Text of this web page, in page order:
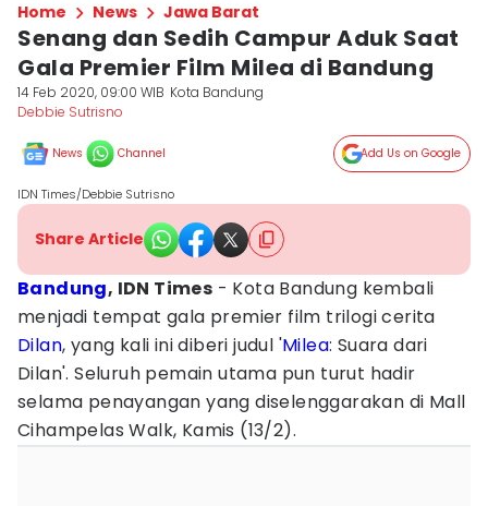
Home News Jawa Barat
Senang dan Sedih Campur Aduk Saat
Gala Premier Film Milea di Bandung
14 Feb 2020, 09:00 WIB Kota Bandung
Debbie Sutrisno
News Channel Add Us on Google
IDN Times/Debbie Sutrisno
Share Article
Bandung, IDN Times - Kota Bandung kembali
menjadi tempat gala premier film trilogi cerita
Dilan, yang kali ini diberi judul 'Milea: Suara dari
Dilan'. Seluruh pemain utama pun turut hadir
selama penayangan yang diselenggarakan di Mall
Cihampelas Walk, Kamis (13/2).